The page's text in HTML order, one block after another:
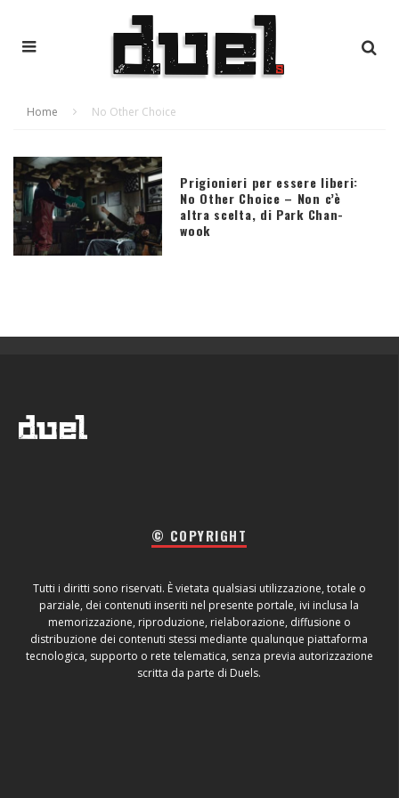
Home No Other Choice
Prigionieri per essere liberi:
No Other Choice – Non c’è
altra scelta, di Park Chan-
wook
© COPYRIGHT
Tutti i diritti sono riservati. È vietata qualsiasi utilizzazione, totale o
parziale, dei contenuti inseriti nel presente portale, ivi inclusa la
memorizzazione, riproduzione, rielaborazione, diffusione o
distribuzione dei contenuti stessi mediante qualunque piattaforma
tecnologica, supporto o rete telematica, senza previa autorizzazione
scritta da parte di Duels.